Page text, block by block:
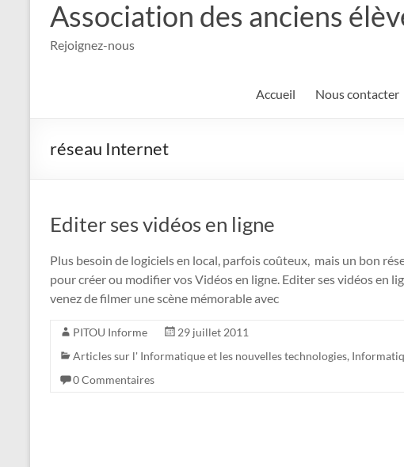
Association des anciens
Rejoignez-nous
Accueil Nous contacter
réseau Internet
Editer ses vidéos en ligne
Plus besoin de logiciels en local, parfois coûteux, mais un bon
pour créer ou modifier vos Vidéos en ligne. Editer ses vidéos en
venez de filmer une scène mémorable avec
PITOU Informe
29 juillet 2011
Articles sur l' Informatique et les nouvelles technologies,
0 Commentaires